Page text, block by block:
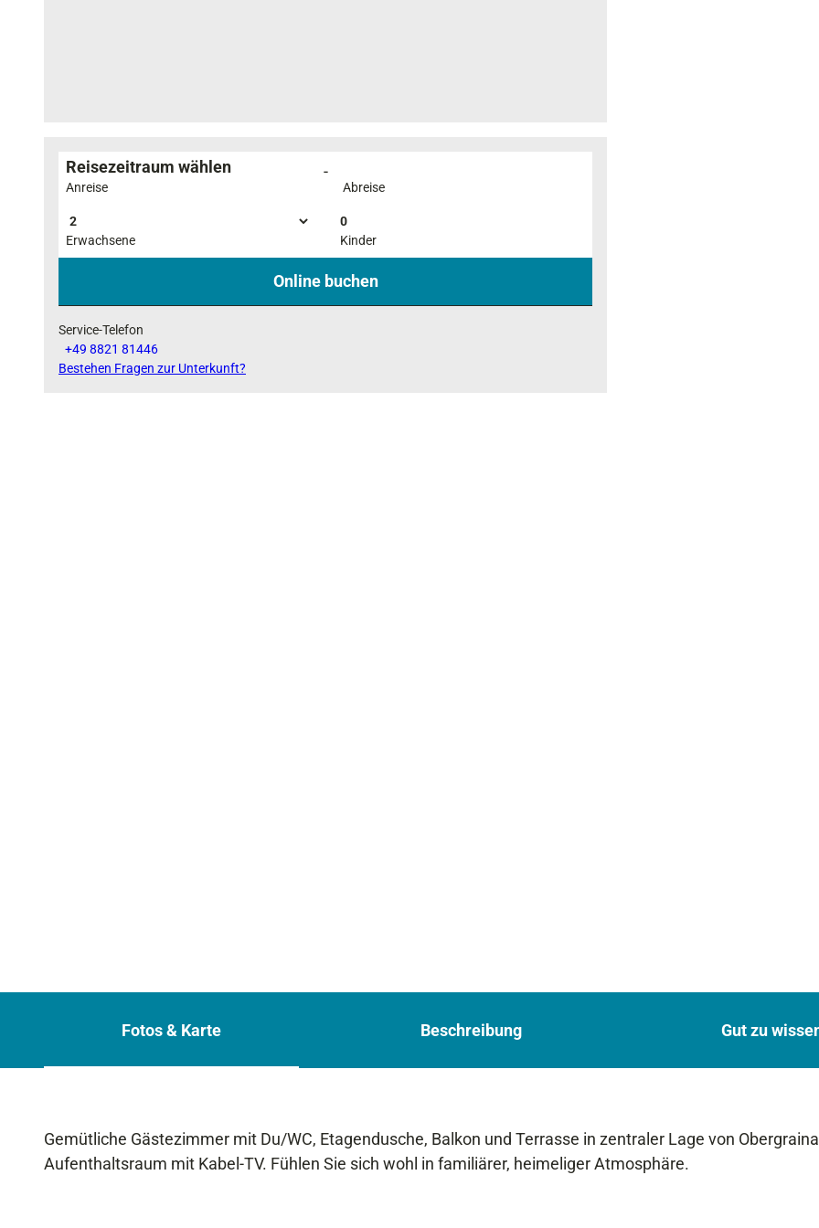
Reisezeitraum wählen
Anreise
-
Abreise
Erwachsene
0
Kinder
Online buchen
Service-Telefon
+49 8821 81446
Bestehen Fragen zur Unterkunft?
Fotos & Karte Beschreibung Gut zu
Gemütliche Gästezimmer mit Du/WC, Etagendusche, Balkon und Terrasse in zentraler Lage von
Aufenthaltsraum mit Kabel-TV. Fühlen Sie sich wohl in familiärer, heimeliger Atmosphäre.